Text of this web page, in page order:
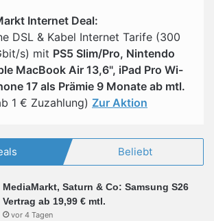
Internet Deal:
DSL & Kabel Internet Tarife (300
s) mit PS5 Slim/Pro, Nintendo
MacBook Air 13,6", iPad Pro Wi-
17 als Prämie 9 Monate ab mtl.
1 € Zuzahlung) Zur Aktion
Beliebt
MediaMarkt, Saturn & Co: Samsung S26
Vertrag ab 19,99 € mtl.
vor 4 Tagen